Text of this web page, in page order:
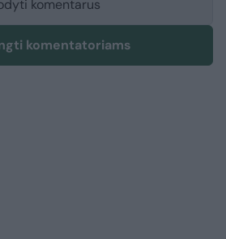
komentarus
komentatoriams